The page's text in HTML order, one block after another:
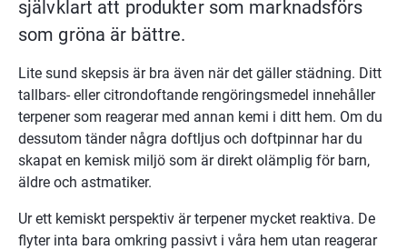
självklart att produkter som marknadsförs
som gröna är bättre.
Lite sund skepsis är bra även när det gäller städning. Ditt
tallbars- eller citrondoftande rengöringsmedel innehåller
terpener som reagerar med annan kemi i ditt hem. Om du
dessutom tänder några doftljus och doftpinnar har du
skapat en kemisk miljö som är direkt olämplig för barn,
äldre och astmatiker.
Ur ett kemiskt perspektiv är terpener mycket reaktiva. De
flyter inta bara omkring passivt i våra hem utan reagerar